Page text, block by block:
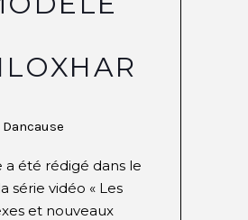
a été rédigé dans le
série vidéo « Les
et nouveaux